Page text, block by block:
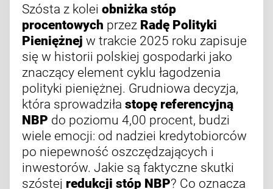
Szósta z kolei obniżka stóp
procentowych przez Radę Polityki
Pieniężnej w trakcie 2025 roku zapisuje
się w historii polskiej gospodarki jako
znaczący element cyklu łagodzenia
polityki pieniężnej. Grudniowa decyzja,
która sprowadziła stopę referencyjną
NBP do poziomu 4,00 procent, budzi
wiele emocji: od nadziei kredytobiorców
po niepewność oszczędzających i
inwestorów. Jakie są faktyczne skutki
szóstej redukcji stóp NBP? Co oznacza